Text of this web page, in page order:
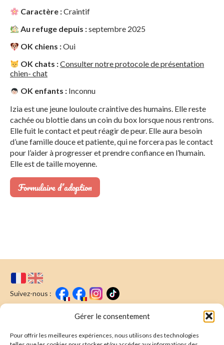
Gérer le consentement
Pour offrir les meilleures expériences, nous utilisons des technologies
Caractère :Craintif
Au refuge depuis :septembre 2025
OK chiens :Oui
OK chats :Consulter notre protocole de présentation
chien- chat
OK enfants : Inconnu
Izia est une jeune louloute craintive des humains. Elle reste
cachée ou blottie dans un coin du box lorsque nous rentrons.
Elle fuit le contact et peut réagir de peur. Elle aura besoin
d’une famille douce et patiente, qui ne forcera pas le contact
pour l’aider à progresser et prendre confiance en l’humain.
Elle est de taille moyenne.
Formulaire d’adoption
Suivez-nous :
Nous écrire
Newsletter